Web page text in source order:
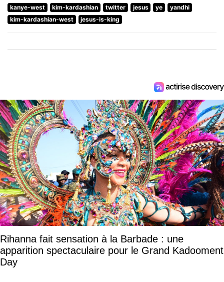
kanye-west kim-kardashian twitter jesus ye
yandhi
kim-kardashian-west
jesus-is-king
Rihanna fait sensation à la Barbade : une
apparition spectaculaire pour le Grand Kadooment
Day